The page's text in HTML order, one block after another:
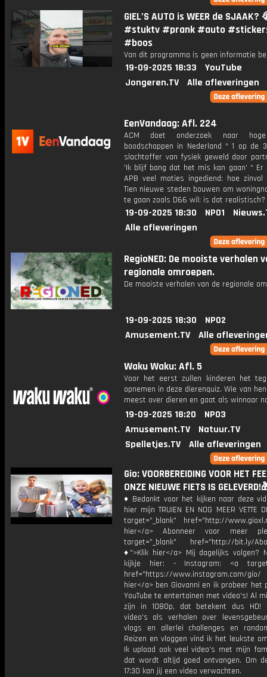
GIEL’S AUTO is WEER de SJAAK?
#stuktv #prank #auto
#boos
Van dit programma is geen informatie
19-09-2025 18:33
YouTube
Jongeren.TV
Alle afleveringen
EenVandaag: Afl. 224
ACM doet onderzoek naar
boodschappen in Nederland * 1 op de
slachtoffer van fysiek geweld door
'Ik blijf bang dat het mis kan gaan' * Er
APB veel moties ingediend: hoe
Tien nieuwe steden bouwen om
te gaan zoals D66 wil: is dat realistisch?
19-09-2025 18:30 NPO1
Alle afleveringen
RegioNED: De mooiste verhalen
regionale omroepen.
De mooiste verhalen van de regionale
19-09-2025 18:30
NPO2
Amusement.TV
Alle
Waku Waku: Afl. 5
Voor het eerst zullen kinderen het
opnemen in deze dierenquiz. Wie van
meest over dieren en gaat als winnaar
19-09-2025 18:20
NPO3
Amusement.TV
Natuur.TV
Spelletjes.TV
Alle afleveringen
Gio: VOORBEREIDING VOOR HET
ONZE NIEUWE FIETS IS
♦ Bedankt voor het kijken naar deze
hier mijn TRUIEN EN NOG MEER VETTE
target="_blank" href="http://
hier</a> Abonneer voor meer
target="_blank" href="http://bit.ly/
♦">Klik hier</a> Mij dagelijks volgen?
kijkje hier: - Instagram: <a
href="https://www.instagram.com/
hier</a> ben Giovanni en ik probeer het
YouTube te entertainen met video's! Al
zijn in 1080p, dat betekent dus HD!
video's als verhalen over
vlogs en allerlei challenges en
Reizen en vloggen vind ik het leukste
Ik upload ook veel video's met mijn
dat wordt altijd goed ontvangen. Om
17:30 kan jij een video verwachten.